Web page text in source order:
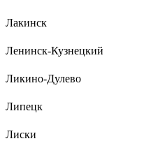
Лакинск
Ленинск-Кузнецкий
Ликино-Дулево
Липецк
Лиски